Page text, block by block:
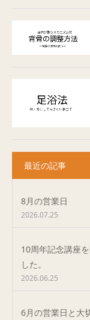
最近の記事
8月の営業日
2026.07.25
10周年記念講座
した。
2026.06.25
6月の営業日と大